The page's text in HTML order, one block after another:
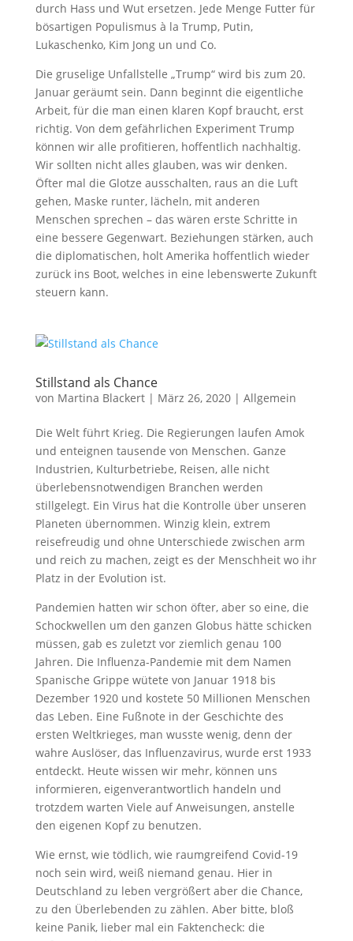
durch Hass und Wut ersetzen. Jede Menge Futter für
bösartigen Populismus à la Trump, Putin,
Lukaschenko, Kim Jong un und Co.
Die gruselige Unfallstelle „Trump“ wird bis zum 20.
Januar geräumt sein. Dann beginnt die eigentliche
Arbeit, für die man einen klaren Kopf braucht, erst
richtig. Von dem gefährlichen Experiment Trump
können wir alle profitieren, hoffentlich nachhaltig.
Wir sollten nicht alles glauben, was wir denken.
Öfter mal die Glotze ausschalten, raus an die Luft
gehen, Maske runter, lächeln, mit anderen
Menschen sprechen – das wären erste Schritte in
eine bessere Gegenwart. Beziehungen stärken, auch
die diplomatischen, holt Amerika hoffentlich wieder
zurück ins Boot, welches in eine lebenswerte Zukunft
steuern kann.
Stillstand als Chance
von Martina Blackert| März 26, 2020| Allgemein
Die Welt führt Krieg. Die Regierungen laufen Amok
und enteignen tausende von Menschen. Ganze
Industrien, Kulturbetriebe, Reisen, alle nicht
überlebensnotwendigen Branchen werden
stillgelegt. Ein Virus hat die Kontrolle über unseren
Planeten übernommen. Winzig klein, extrem
reisefreudig und ohne Unterschiede zwischen arm
und reich zu machen, zeigt es der Menschheit wo ihr
Platz in der Evolution ist.
Pandemien hatten wir schon öfter, aber so eine, die
Schockwellen um den ganzen Globus hätte schicken
müssen, gab es zuletzt vor ziemlich genau 100
Jahren. Die Influenza-Pandemie mit dem Namen
Spanische Grippe wütete von Januar 1918 bis
Dezember 1920 und kostete 50 Millionen Menschen
das Leben. Eine Fußnote in der Geschichte des
ersten Weltkrieges, man wusste wenig, denn der
wahre Auslöser, das Influenzavirus, wurde erst 1933
entdeckt. Heute wissen wir mehr, können uns
informieren, eigenverantwortlich handeln und
trotzdem warten Viele auf Anweisungen, anstelle
den eigenen Kopf zu benutzen.
Wie ernst, wie tödlich, wie raumgreifend Covid-19
noch sein wird, weiß niemand genau. Hier in
Deutschland zu leben vergrößert aber die Chance,
zu den Überlebenden zu zählen. Aber bitte, bloß
keine Panik, lieber mal ein Faktencheck: die